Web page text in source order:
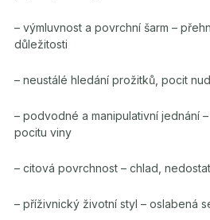
– výmluvnost a povrchní šarm –
důležitosti
– neustálé hledání prožitků, pocit
– podvodné a manipulativní jednání
pocitu viny
– citová povrchnost – chlad,
– příživnický životní styl – oslabená